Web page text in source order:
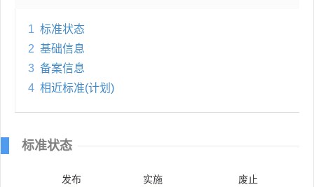
1 标准状态
2 基础信息
3 备案信息
4 相近标准(计划)
标准状态
发布 实施 废止